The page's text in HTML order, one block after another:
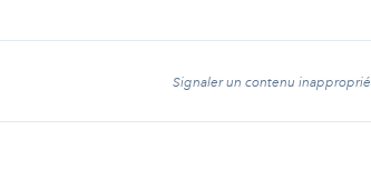
Signaler un contenu inapproprié